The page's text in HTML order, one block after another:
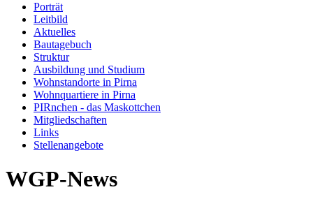
Porträt
Leitbild
Aktuelles
Bautagebuch
Struktur
Ausbildung und Studium
Wohnstandorte in Pirna
Wohnquartiere in Pirna
PIRnchen - das Maskottchen
Mitgliedschaften
Links
Stellenangebote
WGP-News